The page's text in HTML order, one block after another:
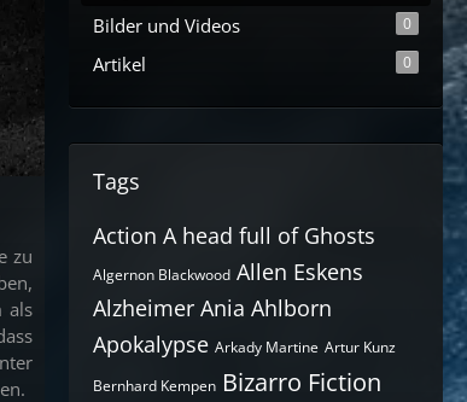
zu
als
Bilder und Videos 0
Artikel 0
Tags
Action A head full of Ghosts
Algernon Blackwood Allen Eskens
Alzheimer Ania Ahlborn
Apokalypse Arkady Martine Artur Kunz
Bernhard Kempen Bizarro Fiction